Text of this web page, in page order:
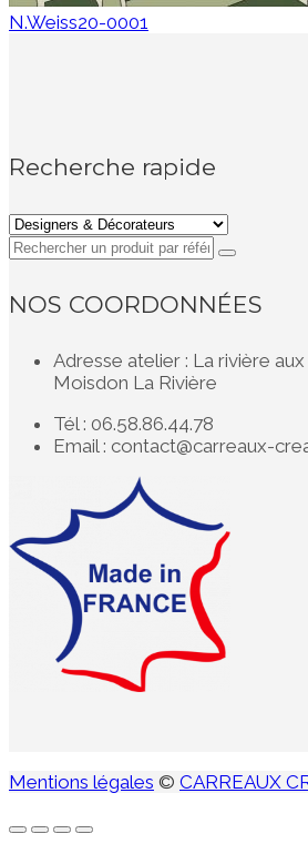
N.Weiss20-0001
Recherche rapide
NOS COORDONNÉES
Adresse atelier : La rivière
Moisdon La Rivière
Tél : 06.58.86.44.78
Email : contact@carreaux-
Mentions légales © CARREAUX